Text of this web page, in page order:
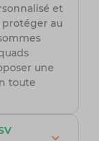
et
au
une
toute